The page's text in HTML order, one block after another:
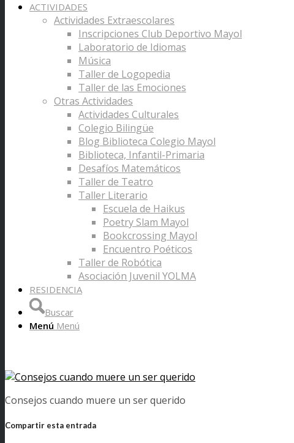
ACTIVIDADES
Actividades Extraescolares
Inscripciones Club Deportivo Mayol
Laboratorio de Idiomas
Música
Taller de Logopedia
Taller de las Emociones
Otras Actividades
Actividades Culturales
Colegio Bilingüe
Blog Biblioteca Colegio Mayol
Biblioteca, Infantil-Primaria
Desafíos Matemáticos
Taller de Teatro
Taller Literario
Escuela de Haikus
Poetry Slam Mayol
Bookcrossing Mayol
Encuentro Poéticos
Taller de Robótica
Asociación Juvenil YOLMA
RESIDENCIA
Buscar
Menú Menú
Consejos cuando muere un ser querido
Compartir esta entrada